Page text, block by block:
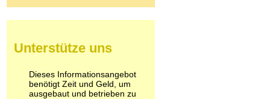
Pilze
Psychopharmaka
Schlafmittel
Schmerzmittel
Unterstütze uns
Dieses Informationsangebot
benötigt Zeit und Geld, um
ausgebaut und betrieben zu